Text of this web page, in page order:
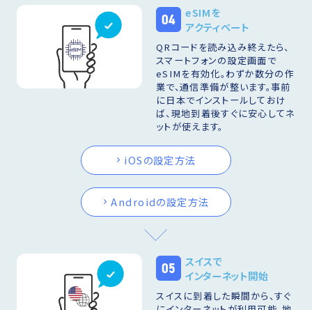
04
eSIMを
アクティベート
QRコードを読み込み終えたら、
スマートフォンの設定画面で
eSIMを有効化。わずか数分の作
業で、通信準備が整います。事前
に日本でインストールしておけ
ば、現地到着後すぐに安心してネ
ットが使えます。
iOSの設定方法
Androidの設定方法
05
スイスで
インターネット開始
スイスに到着した瞬間から、すぐ